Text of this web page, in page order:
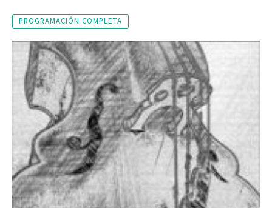
PROGRAMACIÓN COMPLETA